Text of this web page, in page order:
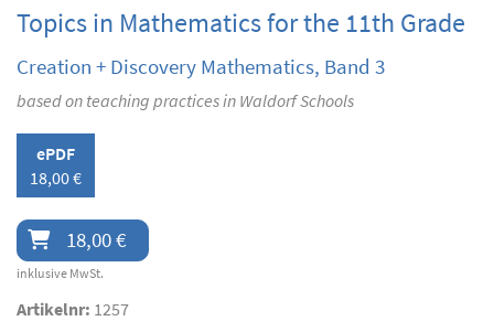
Topics in Mathematics for the 11th Grade
Creation + Discovery Mathematics, Band 3
based on teaching practices in Waldorf Schools
ePDF
18,00 €
18,00 €
inklusive MwSt.
Artikelnr: 1257